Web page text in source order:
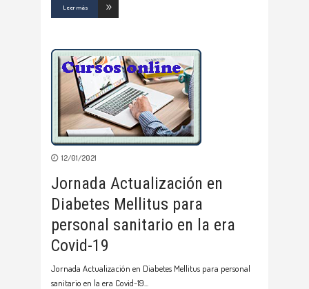
Leer más
12/01/2021
Jornada Actualización en
Diabetes Mellitus para
personal sanitario en la era
Covid-19
Jornada Actualización en Diabetes Mellitus para personal
sanitario en la era Covid-19